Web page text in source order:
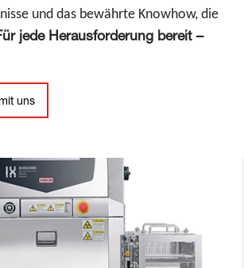
und das bewährte Knowhow, die
jede Herausforderung bereit –
uns